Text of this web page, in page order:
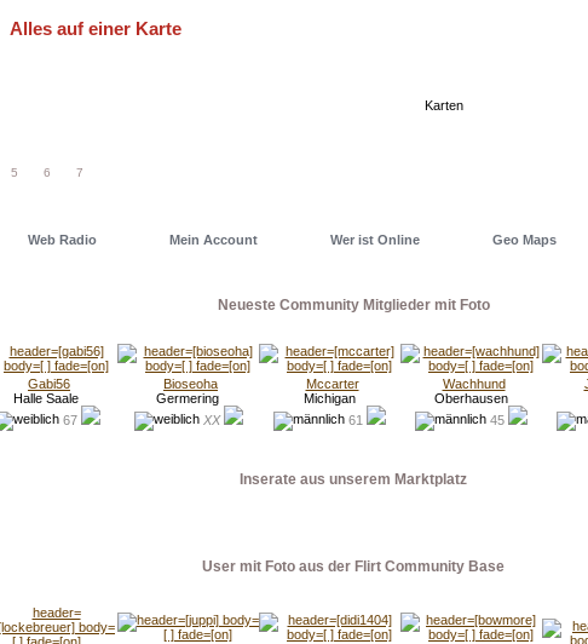
Alles auf einer Karte
Karten
5 6 7
Web Radio Mein Account Wer ist Online Geo Maps
Neueste Community Mitglieder mit Foto
Gabi56
Halle Saale
67
Bioseoha
Germering
XX
Mccarter
Michigan
61
Wachhund
Oberhausen
45
Inserate aus unserem Marktplatz
User mit Foto aus der Flirt Community Base